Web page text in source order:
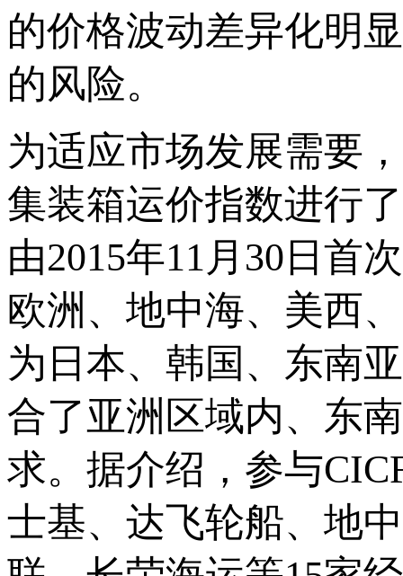
的价格波动差异化明
的风险。
为适应市场发展需要
集装箱运价指数进行
由2015年11月30日首
欧洲、地中海、美西
为日本、韩国、东南
合了亚洲区域内、东
求。据介绍，参与
士基、达飞轮船、地